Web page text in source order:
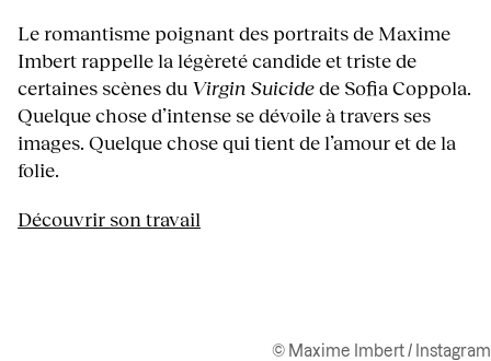
Le romantisme poignant des portraits de Maxime
Imbert rappelle la légèreté candide et triste de
certaines scènes du Virgin Suicidede Sofia Coppola.
Quelque chose d’intense se dévoile à travers ses
images. Quelque chose qui tient de l’amour et de la
folie.
Découvrir son travail
© Maxime Imbert / Instagram